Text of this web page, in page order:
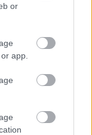
or
app.
σε